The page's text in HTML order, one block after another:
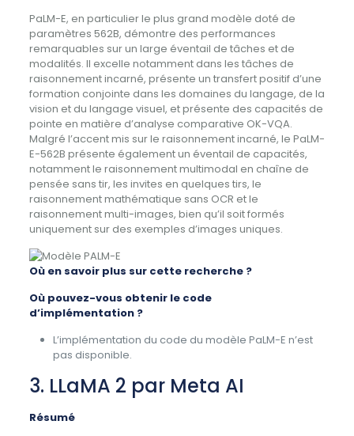
PaLM-E, en particulier le plus grand modèle doté de
paramètres 562B, démontre des performances
remarquables sur un large éventail de tâches et de
modalités. Il excelle notamment dans les tâches de
raisonnement incarné, présente un transfert positif d’une
formation conjointe dans les domaines du langage, de la
vision et du langage visuel, et présente des capacités de
pointe en matière d’analyse comparative OK-VQA.
Malgré l’accent mis sur le raisonnement incarné, le PaLM-
E-562B présente également un éventail de capacités,
notamment le raisonnement multimodal en chaîne de
pensée sans tir, les invites en quelques tirs, le
raisonnement mathématique sans OCR et le
raisonnement multi-images, bien qu’il soit formés
uniquement sur des exemples d’images uniques.
Où en savoir plus sur cette recherche ?
Où pouvez-vous obtenir le code
d’implémentation ?
L’implémentation du code du modèle PaLM-E n’est
pas disponible.
3. LLaMA 2 par Meta AI
Résumé